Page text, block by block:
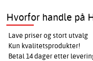
Hvorfor handle på
Lave priser og stort utvalg
Kun kvalitetsprodukter!
Betal 14 dager etter